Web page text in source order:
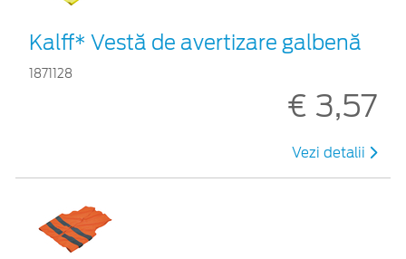
Kalff* Vestă de avertizare galbenă
1871128
€ 3,57
Vezi detalii